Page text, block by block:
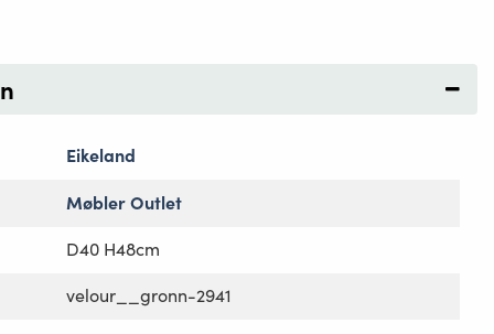
Eikeland
Møbler Outlet
D40 H48cm
velour__gronn-2941